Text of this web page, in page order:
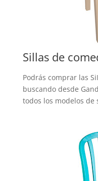
Sillas de
Podrás comprar las
buscando desde
todos los modelos de